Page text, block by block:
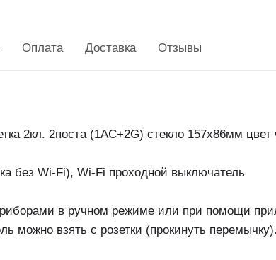
Оплата Доставка Отзывы
2кл. 2поста (1AС+2G) стекло 157х86мм цвет
без Wi-Fi), Wi-Fi проходной выключатель
в ручном режиме или при помощи
можно взять с розетки (прокинуть